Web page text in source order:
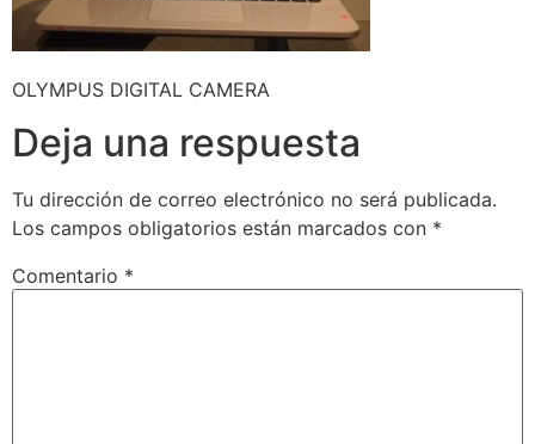
OLYMPUS DIGITAL CAMERA
Deja una respuesta
Tu dirección de correo electrónico no será publicada.
Los campos obligatorios están marcados con *
Comentario *